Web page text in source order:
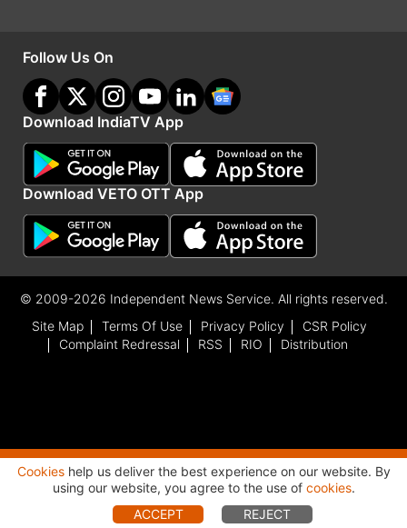
Follow Us On
Download IndiaTV App
Download VETO OTT App
© 2009-2026 Independent News Service. All rights reserved.
Site Map
Terms Of Use Privacy Policy
CSR Policy
Complaint Redressal
RSS RIO Distribution
Advertisement
Cookieshelp us deliver the best experience on our website. By
using our website, you agree to the use of cookies.
ACCEPT
REJECT